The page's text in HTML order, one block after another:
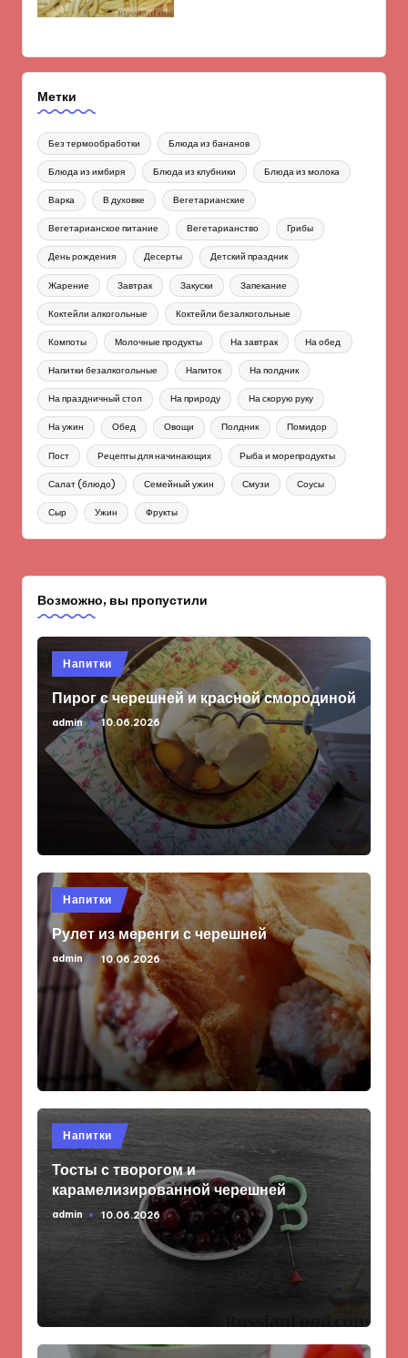
Метки
Без термообработки Блюда из бананов
Блюда из имбиря Блюда из клубники Блюда из молока
Варка В духовке Вегетарианские
Вегетарианское питание Вегетарианство Грибы
День рождения Десерты Детский праздник
Жарение Завтрак Закуски Запекание
Коктейли алкогольные Коктейли безалкогольные
Компоты Молочные продукты На завтрак На обед
Напитки безалкогольные Напиток На полдник
На праздничный стол На природу На скорую руку
На ужин Обед Овощи Полдник Помидор
Пост Рецепты для начинающих Рыба и морепродукты
Салат (блюдо) Семейный ужин Смузи Соусы
Сыр Ужин Фрукты
Возможно, вы пропустили
Опубликовано
в
Напитки
Пирог с черешней и красной смородиной
Запись
от
admin 10.06.2026
Опубликовано
в
Напитки
Рулет из меренги с черешней
Запись
admin 10.06.2026
Опубликовано
в
Напитки
Тосты с творогом и
карамелизированной черешней
Запись
admin 10.06.2026